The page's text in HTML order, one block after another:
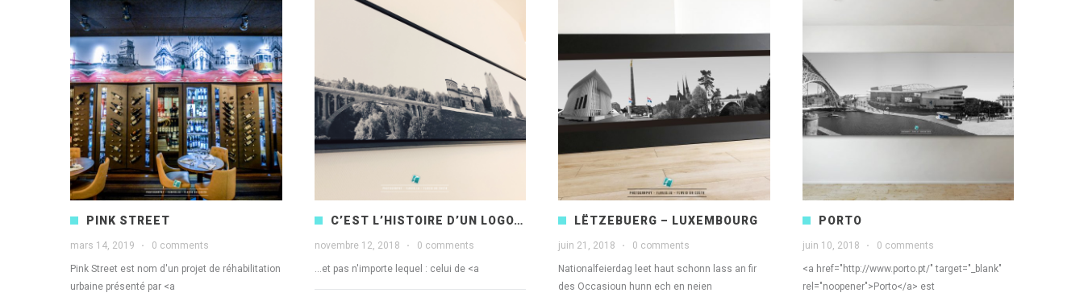
PINK STREET
mars 14, 2019 · 0 comments
Pink Street est nom d'un projet de réhabilitation
urbaine présenté par <a
C’EST L’HISTOIRE D’UN LOGO…
novembre 12, 2018 · 0 comments
...et pas n'importe lequel : celui de <a
LËTZEBUERG – LUXEMBOURG
juin 21, 2018 · 0 comments
Nationalfeierdag leet haut schonn lass an fir
des Occasioun hunn ech en neien
PORTO
juin 10, 2018 · 0 comments
<a href="http://www.porto.pt/" target="_blank"
rel="noopener">Porto</a> est